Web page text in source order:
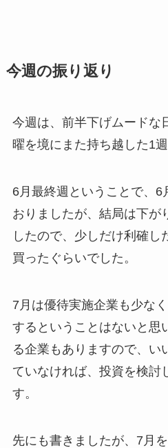
今週の振り返り
今週は、前半下げムードな
曜を境にまた持ち越した1週
6月最終週ということで、6
おりましたが、結局は下が
したので、少しだけ利確し
買ったぐらいでした。
7月は優待実施企業も少な
するということはないと思
る企業もありますので、い
ていなければ、投資を検討
す。
先にも書きましたが、7月